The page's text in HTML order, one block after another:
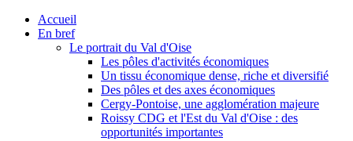
Accueil
En bref
Le portrait du Val d'Oise
Les pôles d'activités économiques
Un tissu économique dense, riche et diversifié
Des pôles et des axes économiques
Cergy-Pontoise, une agglomération majeure
Roissy CDG et l'Est du Val d'Oise : des
opportunités importantes